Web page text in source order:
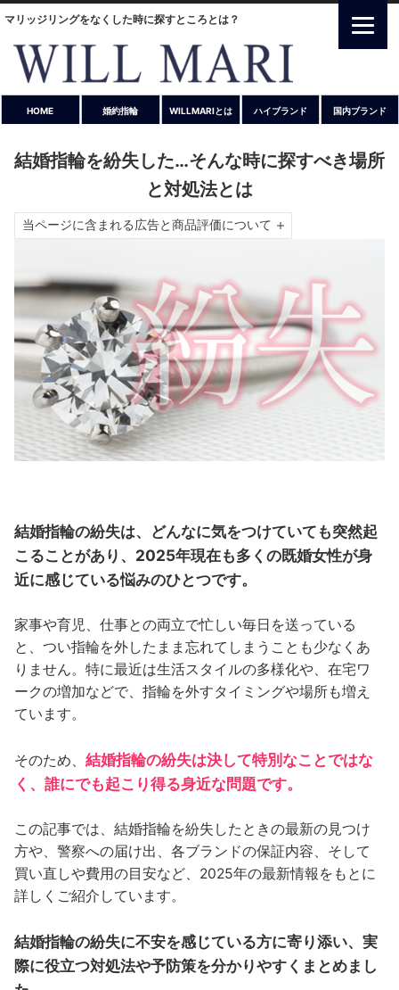
マリッジリングをなくした時に探すところとは？
HOME 婚約指輪 WILLMARIとは ハイブランド 国内ブランド
結婚指輪を紛失した…そんな時に探すべき場所
と対処法とは
当ページに含まれる広告と商品評価について
結婚指輪の紛失は、どんなに気をつけていても突然起
こることがあり、2025年現在も多くの既婚女性が身
近に感じている悩みのひとつです。
家事や育児、仕事との両立で忙しい毎日を送っている
と、つい指輪を外したまま忘れてしまうことも少なくあ
りません。特に最近は生活スタイルの多様化や、在宅ワ
ークの増加などで、指輪を外すタイミングや場所も増え
ています。
そのため、結婚指輪の紛失は決して特別なことではな
く、誰にでも起こり得る身近な問題です。
この記事では、結婚指輪を紛失したときの最新の見つけ
方や、警察への届け出、各ブランドの保証内容、そして
買い直しや費用の目安など、2025年の最新情報をもとに
詳しくご紹介しています。
結婚指輪の紛失に不安を感じている方に寄り添い、実
際に役立つ対処法や予防策を分かりやすくまとめまし